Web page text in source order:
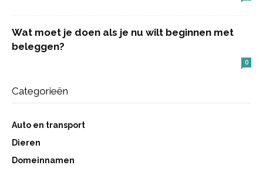
Wat moet je doen als je nu wilt beginnen met
beleggen?
0
Categorieën
Auto en transport
Dieren
Domeinnamen